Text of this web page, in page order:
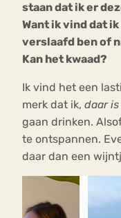
staan dat ik er
Want ik vind dat
verslaafd ben of
Kan het kwaad?
Ik vind het een
merk dat ik, daar is
gaan drinken.
te ontspannen.
daar dan een